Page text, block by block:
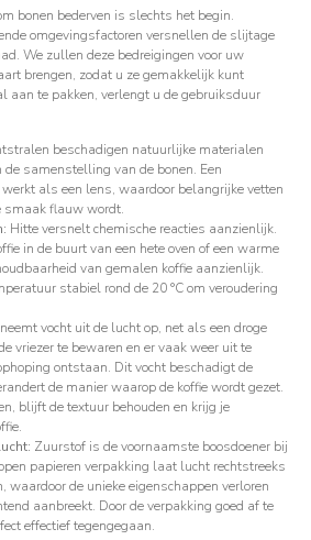
bonen bederven is slechts het begin.
omgevingsfactoren versnellen de slijtage
We zullen deze bedreigingen voor uw
brengen, zodat u ze gemakkelijk kunt
aan te pakken, verlengt u de gebruiksduur
beschadigen natuurlijke materialen
de samenstelling van de bonen. Een
als een lens, waardoor belangrijke vetten
smaak flauw wordt.
Hitte versnelt chemische reacties aanzienlijk.
in de buurt van een hete oven of een warme
van gemalen koffie aanzienlijk.
stabiel rond de 20 °C om veroudering
vocht uit de lucht op, net als een droge
vriezer te bewaren en er vaak weer uit te
ontstaan. Dit vocht beschadigt de
de manier waarop de koffie wordt gezet.
blijft de textuur behouden en krijg je
Zuurstof is de voornaamste boosdoener bij
papieren verpakking laat lucht rechtstreeks
waardoor de unieke eigenschappen verloren
aanbreekt. Door de verpakking goed af te
effectief tegengegaan.